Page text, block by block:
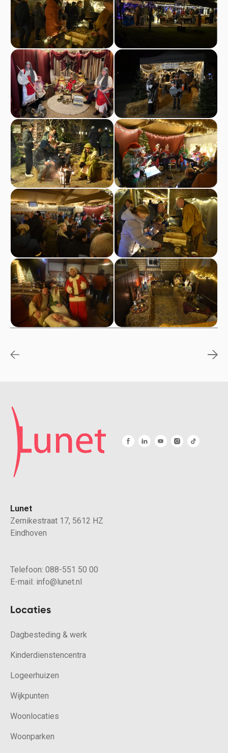
Lunet
Zernikestraat 17, 5612 HZ
Eindhoven
Telefoon: 088-551 50 00
E-mail: info@lunet.nl
Locaties
Dagbesteding & werk
Kinderdienstencentra
Logeerhuizen
Wijkpunten
Woonlocaties
Woonparken